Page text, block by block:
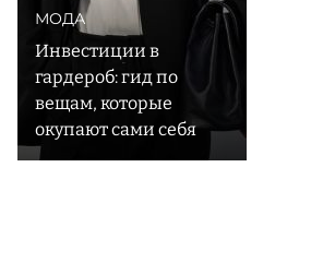
МОДА
Инвестиции в
гардероб: гид по
вещам, которые
окупают сами себя